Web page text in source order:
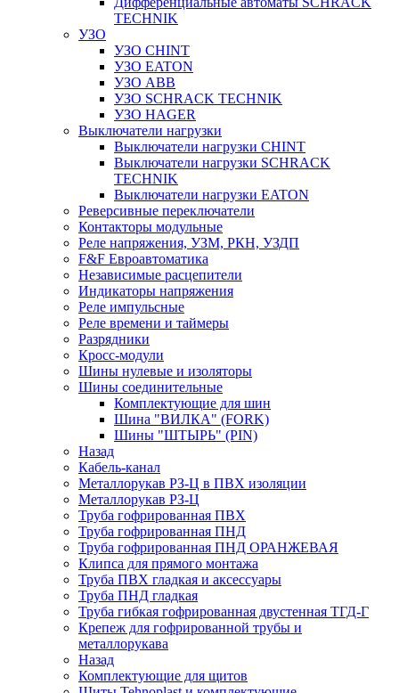
TECHNIK
УЗО
УЗО CHINT
УЗО EATON
УЗО ABB
УЗО SCHRACK TECHNIK
УЗО HAGER
Выключатели нагрузки
Выключатели нагрузки CHINT
Выключатели нагрузки SCHRACK
TECHNIK
Выключатели нагрузки EATON
Реверсивные переключатели
Контакторы модульные
Реле напряжения, УЗМ, РКН, УЗДП
F&F Евроавтоматика
Независимые расцепители
Индикаторы напряжения
Реле импульсные
Реле времени и таймеры
Разрядники
Кросс-модули
Шины нулевые и изоляторы
Шины соединительные
Комплектующие для шин
Шина "ВИЛКА" (FORK)
Шины "ШТЫРЬ" (PIN)
Назад
Кабель-канал
Металлорукав РЗ-Ц в ПВХ изоляции
Металлорукав РЗ-Ц
Труба гофрированная ПВХ
Труба гофрированная ПНД
Труба гофрированная ПНД ОРАНЖЕВАЯ
Клипса для прямого монтажа
Труба ПВХ гладкая и аксессуары
Труба ПНД гладкая
Труба гибкая гофрированная двустенная ТГД-Г
Крепеж для гофрированной трубы и
металлорукава
Назад
Комплектующие для щитов